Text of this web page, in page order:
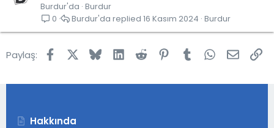
Burdur'da Burdur
0
Burdur
16 Kasım 2024
Burdur'da
Paylaş: FacebookBlueskyLinkedInReddit Pinterest
Tumblr WhatsApp
E-
Hakkında